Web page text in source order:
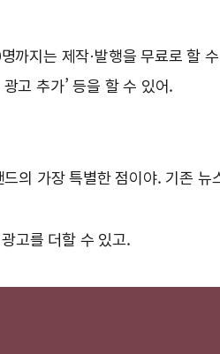
까지는 제작·발행을 무료로 할
고 추가’ 등을 할 수 있어.
의 가장 특별한 점이야. 기존
고를 더할 수 있고.